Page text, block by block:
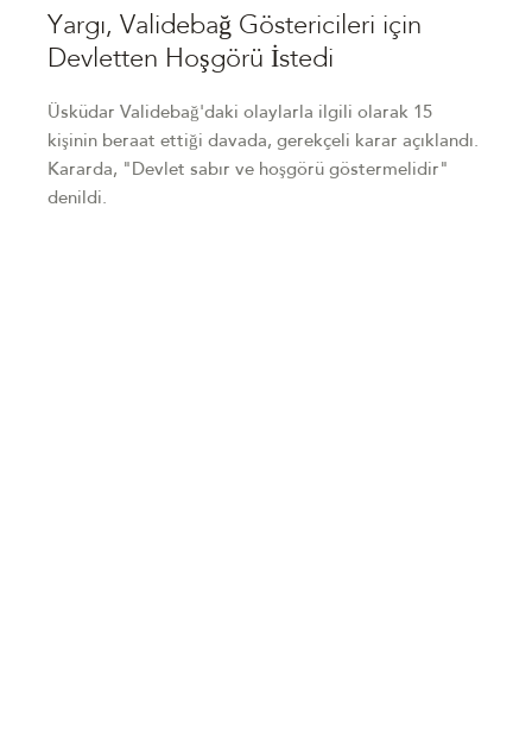
Yargı, Validebağ Göstericileri için
Devletten Hoşgörü İstedi
Üsküdar Validebağ'daki olaylarla ilgili olarak 15
kişinin beraat ettiği davada, gerekçeli karar açıklandı.
Kararda, "Devlet sabır ve hoşgörü göstermelidir"
denildi.